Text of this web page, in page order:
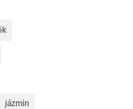
jázmin